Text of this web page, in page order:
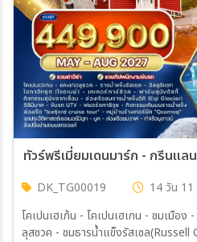
DK_TG00019 14 วัน 11
โคเปนเฮเก้น - โคเปนเฮเกน - ชมเมือ
ลุสซวค - ชมธารน้ำแข็งรัสเซล